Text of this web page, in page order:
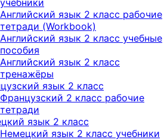
учебники
Английский язык 2 класс рабочие
тетради (Workbook)
Английский язык 2 класс учебные
пособия
Английский язык 2 класс
тренажёры
язык 2 класс
Французский 2 класс рабочие
тетради
язык 2 класс
Немецкий язык 2 класс учебники